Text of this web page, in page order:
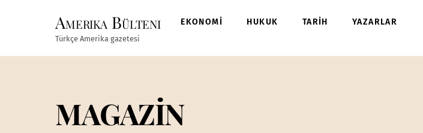
Amerika Bülteni
Türkçe Amerika gazetesi
EKONOMİ HUKUK TARİH YAZARLAR
MAGAZİN